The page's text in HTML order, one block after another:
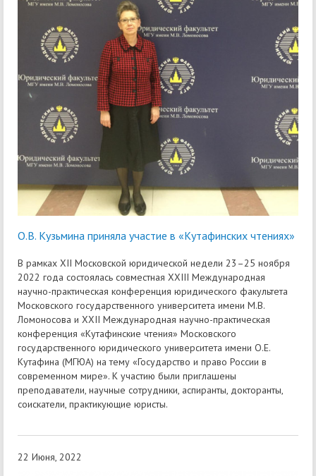
О.В. Кузьмина приняла участие в «Кутафинских чтениях»
В рамках XII Московской юридической недели 23–25 ноября
2022 года состоялась совместная XXIII Международная
научно-практическая конференция юридического факультета
Московского государственного университета имени М.В.
Ломоносова и XXII Международная научно-практическая
конференция «Кутафинские чтения» Московского
государственного юридического университета имени О.Е.
Кутафина (МГЮА) на тему «Государство и право России в
современном мире». К участию были приглашены
преподаватели, научные сотрудники, аспиранты, докторанты,
соискатели, практикующие юристы.
22 Июня, 2022